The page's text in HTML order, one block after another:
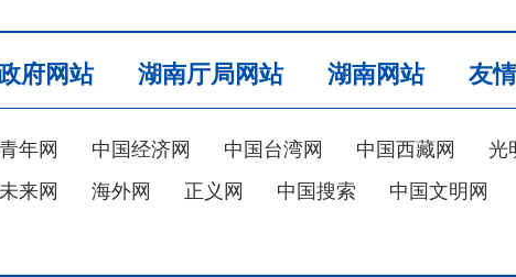
府网站 湖南厅局网站 湖南网站 友
年网 中国经济网 中国台湾网 中国西藏网 光
未来网 海外网 正义网 中国搜索 中国文明网